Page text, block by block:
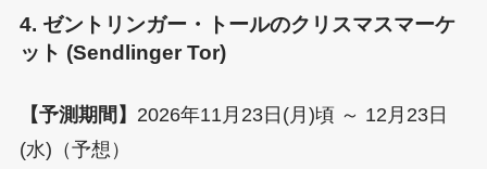
4. ゼントリンガー・トールのクリスマスマーケ
ット (Sendlinger Tor)
【予測期間】 2026年11月23日(月)頃 ～ 12月23日
(水)（予想）